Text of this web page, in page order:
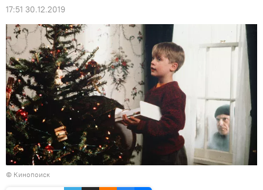
17:51 30.12.2019
© Кинопоиск